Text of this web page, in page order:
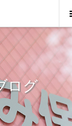
ログ